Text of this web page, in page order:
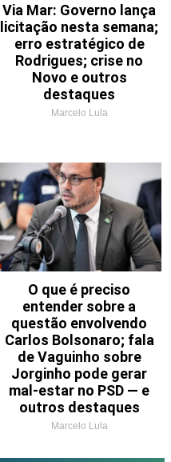
Via Mar: Governo lança
licitação nesta semana;
erro estratégico de
Rodrigues; crise no
Novo e outros
destaques
Marcelo Lula
O que é preciso
entender sobre a
questão envolvendo
Carlos Bolsonaro; fala
de Vaguinho sobre
Jorginho pode gerar
mal-estar no PSD — e
outros destaques
Marcelo Lula